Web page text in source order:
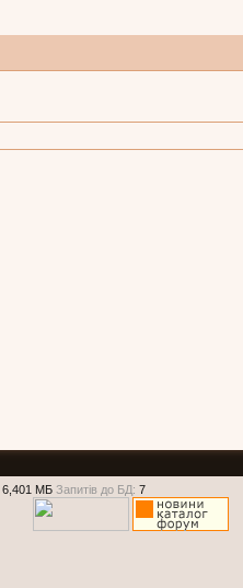
6,401 МБ Запитів до БД: 7